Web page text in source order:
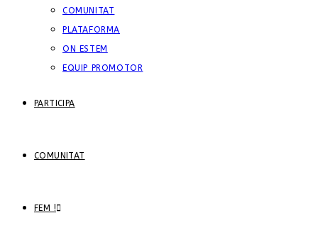
COMUNITAT
PLATAFORMA
ON ESTEM
EQUIP PROMOTOR
PARTICIPA
COMUNITAT
FEM !